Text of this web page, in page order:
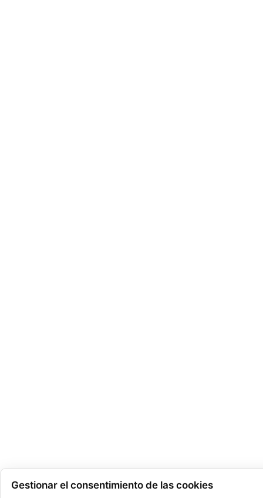
Gestionar el consentimiento de las cookies